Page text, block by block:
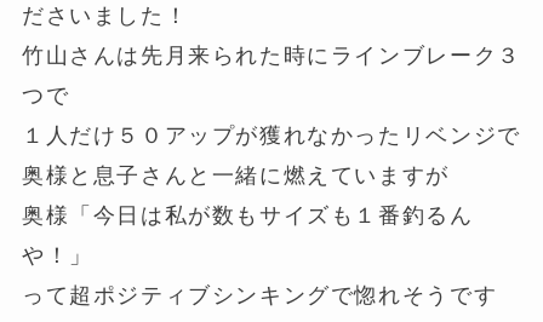
ださいました！
竹山さんは先月来られた時にラインブレーク３
つで
１人だけ５０アップが獲れなかったリベンジで
奥様と息子さんと一緒に燃えていますが
奥様「今日は私が数もサイズも１番釣るん
や！」
って超ポジティブシンキングで惚れそうです